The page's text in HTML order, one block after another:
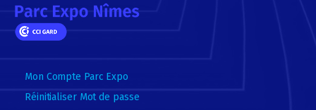
Mon Compte Parc Expo
Réinitialiser Mot de passe